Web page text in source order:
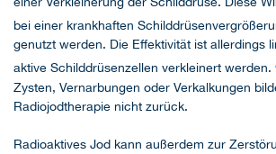
bei einer krankhaften
genutzt werden. Die Effektivität ist allerdings
aktive Schilddrüsenzellen verkleinert werden.
Zysten, Vernarbungen oder Verkalkungen
Radiojodtherapie nicht zurück.
Radioaktives Jod kann außerdem zur